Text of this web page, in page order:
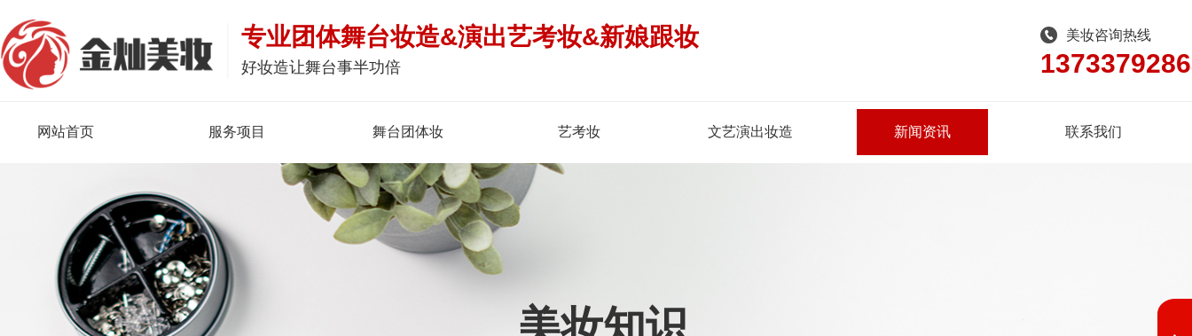
专业团体舞台妆造&演出艺考妆&新娘跟妆
好妆造让舞台事半功倍
美妆咨询热线
网站首页 服务项目 舞台团体妆 艺考妆 文艺演出妆造 新闻资讯 联系我们